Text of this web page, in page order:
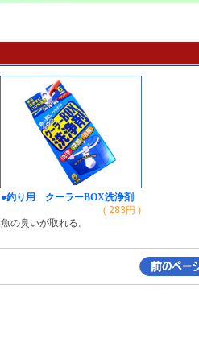
●釣り用 クーラーBOX洗浄剤
( 283円 )
魚の臭いが取れる。